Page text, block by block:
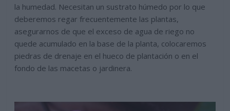
la humedad. Necesitan un sustrato húmedo por lo que
deberemos regar frecuentemente las plantas,
asegurarnos de que el exceso de agua de riego no
quede acumulado en la base de la planta, colocaremos
piedras de drenaje en el hueco de plantación o en el
fondo de las macetas o jardinera.